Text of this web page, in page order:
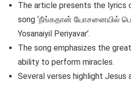
The article presents the lyrics
song ‘நீங்கதான் யோசனையில்
Yosanaiyil Periyavar’.
The song emphasizes the
ability to perform miracles.
Several verses highlight Jesus